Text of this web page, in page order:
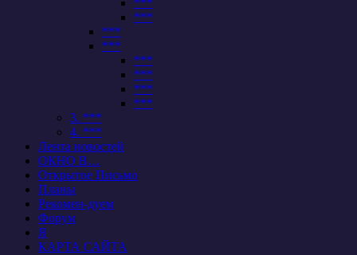
***
***
***
***
***
***
***
***
3. ***
4. ***
Лента новостей
ОКНО В…
Открытое Письмо
Планы
Рекомен-дуем
Форум
Я
КАРТА САЙТА